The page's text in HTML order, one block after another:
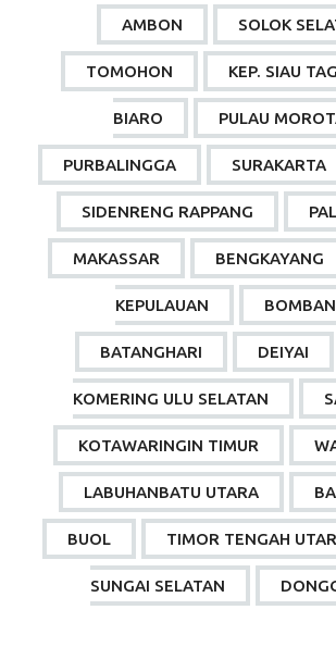
AMBON SOLOK
TOMOHON KEP. SIAU
BIARO PULAU
PURBALINGGA SURAKARTA
SIDENRENG RAPPANG
MAKASSAR BENGKAYANG
KEPULAUAN
BATANGHARI DEIYAI
KOMERING ULU SELATAN
KOTAWARINGIN TIMUR
LABUHANBATU UTARA
BUOL TIMOR TENGAH
SUNGAI SELATAN